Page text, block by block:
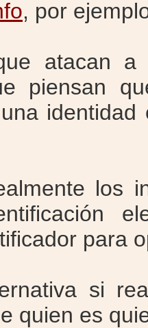
, por
atacan a
piensan
identidad
los
para
si
quien es